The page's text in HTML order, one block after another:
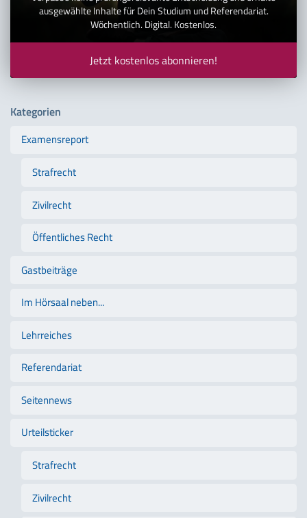
ausgewählte Inhalte für Dein Studium und Referendariat.
Wöchentlich. Digital. Kostenlos.
Jetzt kostenlos abonnieren!
Kategorien
Examensreport
Strafrecht
Zivilrecht
Öffentliches Recht
Gastbeiträge
Im Hörsaal neben...
Lehrreiches
Referendariat
Seitennews
Urteilsticker
Strafrecht
Zivilrecht